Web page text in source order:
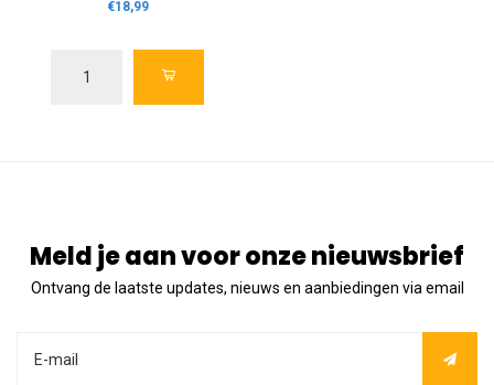
€18,99
Meld je aan voor onze nieuwsbrief
Ontvang de laatste updates, nieuws en aanbiedingen via email